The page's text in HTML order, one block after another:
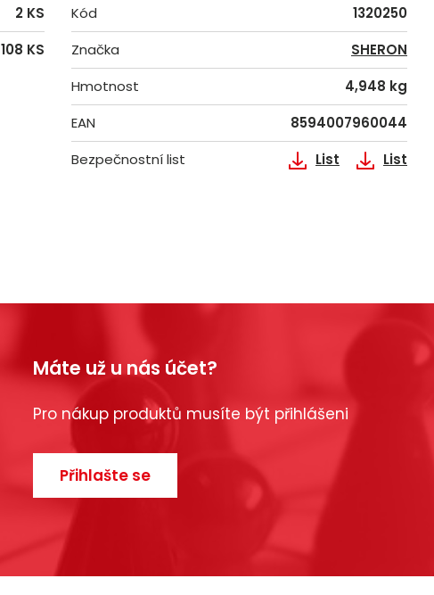
2 KS
108 KS
Kód
1320250
Značka
SHERON
Hmotnost
4,948 kg
EAN
8594007960044
Bezpečnostní list
List List
Máte už u nás účet?
Pro nákup produktů musíte být přihlášeni
Přihlašte se